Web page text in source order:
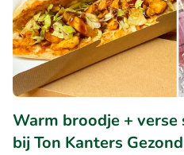
Warm broodje +
bij Ton Kanters